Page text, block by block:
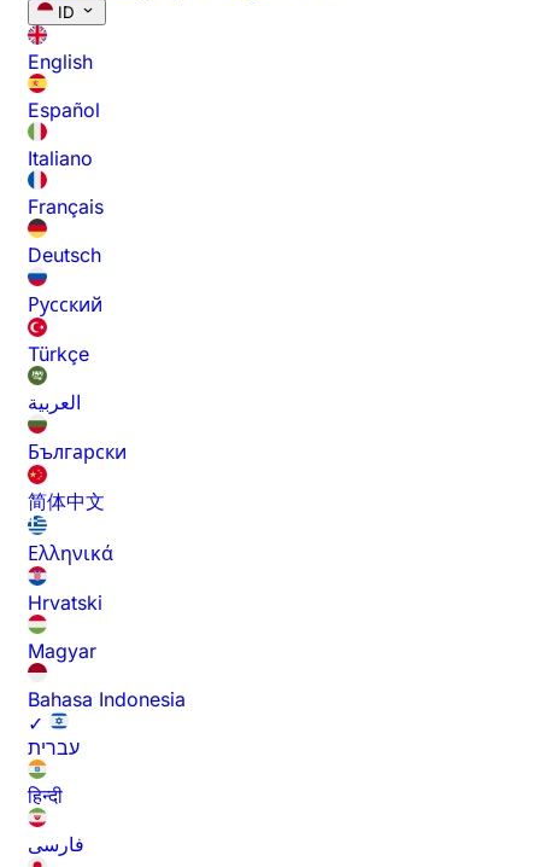
ID
English
Español
Italiano
Français
Deutsch
Русский
Türkçe
العربية
Български
简体中文
Ελληνικά
Hrvatski
Magyar
Bahasa Indonesia
✓
עברית
हिन्दी
فارسی